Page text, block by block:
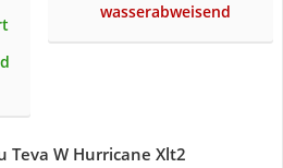
wasserabweisend
Teva W Hurricane Xlt2